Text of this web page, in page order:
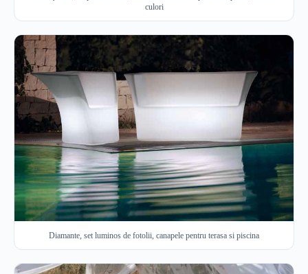
culori
Diamante, set luminos de fotolii, canapele pentru terasa si piscina